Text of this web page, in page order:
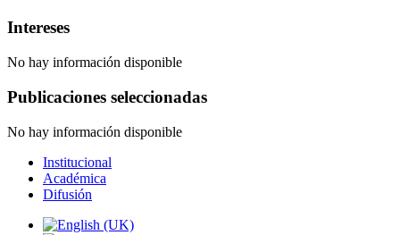
Intereses
No hay información disponible
Publicaciones seleccionadas
No hay información disponible
Institucional
Académica
Difusión